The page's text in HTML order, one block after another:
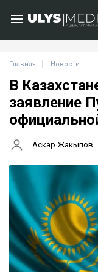
Главная Новости
В
заявление
Аскар Жакыпов